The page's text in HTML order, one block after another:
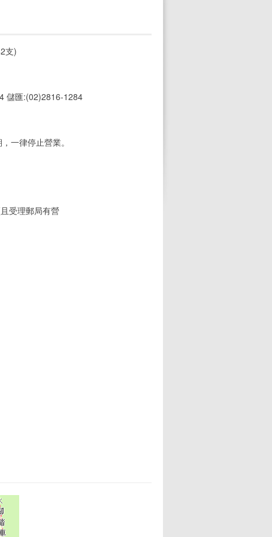
支)
儲匯:(02)2816-1284
一律停止營業。
受理郵局有營